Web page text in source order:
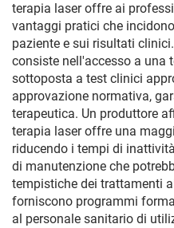
terapia laser offre ai
vantaggi pratici che
paziente e sui risultati
consiste nell'accesso a una
sottoposta a test clinici
approvazione normativa,
terapeutica. Un produttore
terapia laser offre una
riducendo i tempi di
di manutenzione che
tempistiche dei trattamenti
forniscono programmi
al personale sanitario di